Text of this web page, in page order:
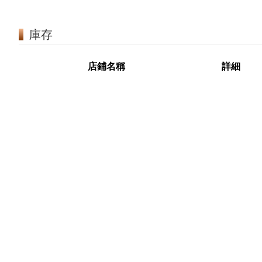
庫存
店鋪名稱 詳細